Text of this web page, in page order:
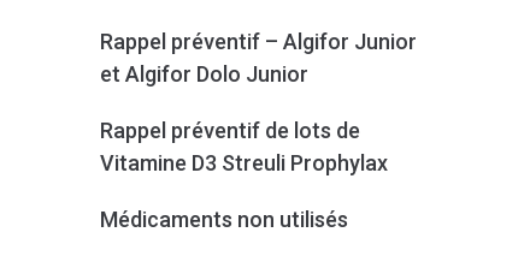
Rappel préventif – Algifor Junior
et Algifor Dolo Junior
Rappel préventif de lots de
Vitamine D3 Streuli Prophylax
Médicaments non utilisés